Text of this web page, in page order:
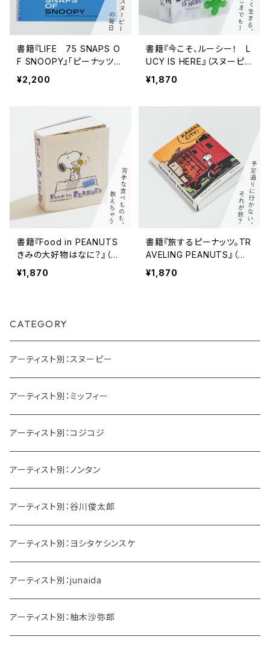
書籍『LIFE 75 SNAPS O
F SNOOPY』「ピーナッツ7
5周年記念 ザ・スヌーピー
展 世界のともだちになっ
¥2,200
書籍『今こそ、ルーシー！ L
UCY IS HERE』（スヌーピ
ーミュージアム図録）
¥1,870
書籍『Food in PEANUTS
きみの大好物はなに？』（ス
ヌーピーミュージアム図録）
¥1,870
書籍『旅するピーナッツ。TR
AVELING PEANUTS』（ス
ヌーピーミュージアム図録）
¥1,870
CATEGORY
アーティスト別：スヌーピー
アーティスト別：ミッフィー
アーティスト別：コジコジ
アーティスト別：ノンタン
アーティスト別：谷川俊太郎
アーティスト別：ヨシタケシンスケ
アーティスト別：junaida
アーティスト別：柚木沙弥郎